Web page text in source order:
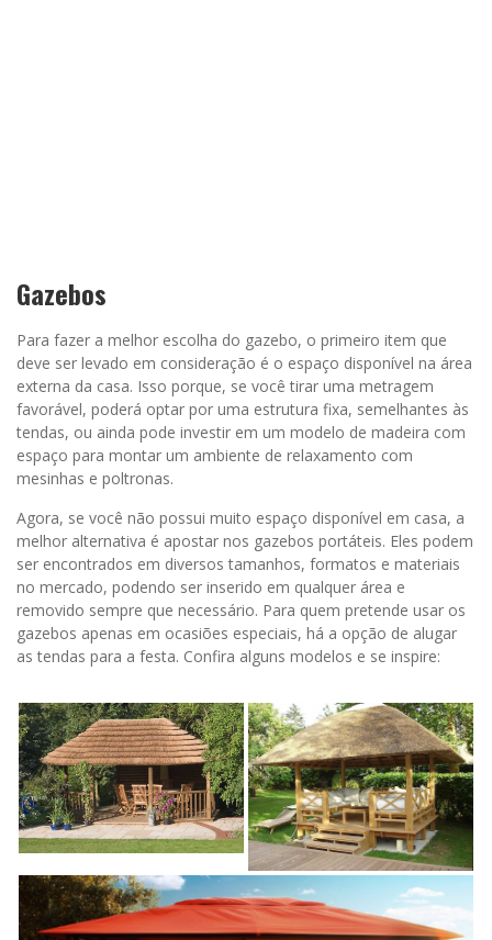
Gazebos
Para fazer a melhor escolha do gazebo, o primeiro item que
deve ser levado em consideração é o espaço disponível na área
externa da casa. Isso porque, se você tirar uma metragem
favorável, poderá optar por uma estrutura fixa, semelhantes às
tendas, ou ainda pode investir em um modelo de madeira com
espaço para montar um ambiente de relaxamento com
mesinhas e poltronas.
Agora, se você não possui muito espaço disponível em casa, a
melhor alternativa é apostar nos gazebos portáteis. Eles podem
ser encontrados em diversos tamanhos, formatos e materiais
no mercado, podendo ser inserido em qualquer área e
removido sempre que necessário. Para quem pretende usar os
gazebos apenas em ocasiões especiais, há a opção de alugar
as tendas para a festa. Confira alguns modelos e se inspire: